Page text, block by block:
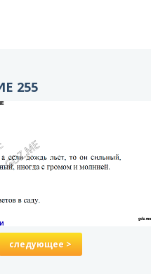
255
следующее >